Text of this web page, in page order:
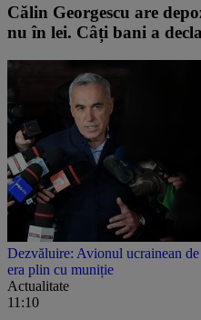
Călin Georgescu are
nu în lei. Câți bani a
Dezvăluire: Avionul ucrainean
era plin cu muniție
Actualitate
11:10